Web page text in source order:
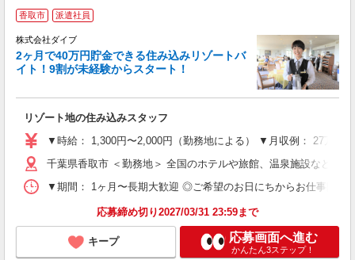
香取市 派遣社員
株式会社ダイブ
2ヶ月で40万円貯金できる住み込みリゾートバ
イト！9割が未経験からスタート！
リゾート地の住み込みスタッフ
▼時給： 1,300円〜2,000円（勤務地による） ▼月収例： 27万
千葉県香取市 ＜勤務地＞ 全国のホテルや旅館、温泉施設など勤
▼期間： 1ヶ月〜長期大歓迎 ◎ご希望のお日にちからお仕事開
応募締め切り2027/03/31 23:59まで
キープ 応募画面へ進む
かんたん3ステップ！